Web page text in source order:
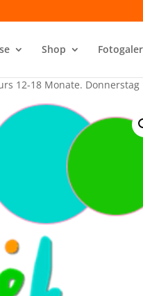
Shop
12-18 Monate. Donnerstag